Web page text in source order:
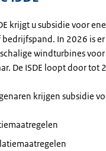
krijgt u subsidie voor
In 2026 is
windturbines
De ISDE loopt door tot
krijgen subsidie